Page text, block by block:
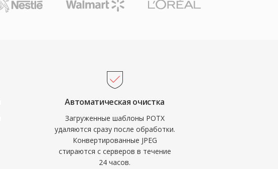
Автоматическая очистка
Загруженные шаблоны POTX
удаляются сразу после обработки.
Конвертированные JPEG
стираются с серверов в течение
24 часов.